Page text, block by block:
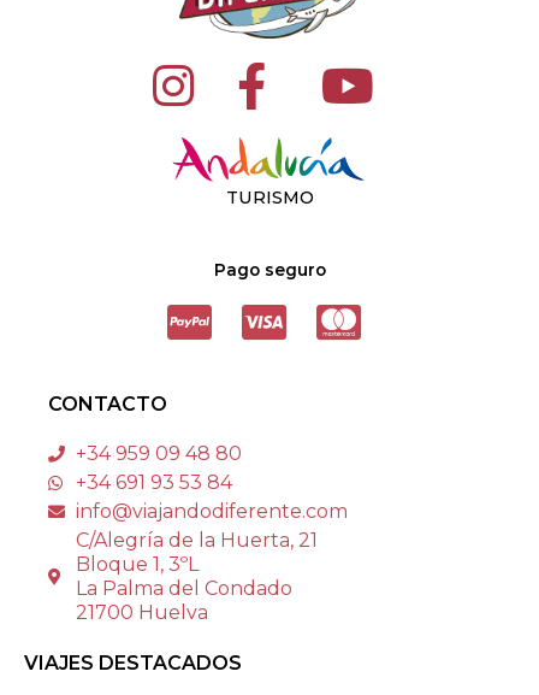
TURISMO
Pago seguro
CONTACTO
+34 959 09 48 80
+34 691 93 53 84
info@viajandodiferente.com
C/Alegría de la Huerta, 21
Bloque 1, 3ºL
La Palma del Condado
21700 Huelva
VIAJES DESTACADOS